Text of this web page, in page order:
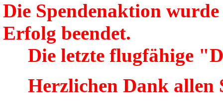
Die Spendenaktion
Erfolg beendet.
Die letzte flugfähige
Herzlichen Dank allen